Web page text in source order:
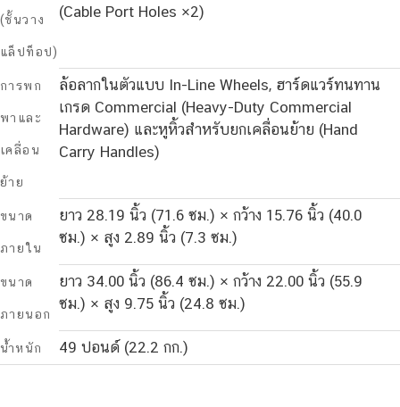
(ชั้นวาง
แล็ปท็อป)
(Cable Port Holes ×2)
การพก
พาและ
เคลื่อน
ย้าย
ล้อลากในตัวแบบ In-Line Wheels, ฮาร์ดแวร์ทนทาน
เกรด Commercial (Heavy-Duty Commercial
Hardware) และหูหิ้วสำหรับยกเคลื่อนย้าย (Hand
Carry Handles)
ขนาด
ภายใน
ยาว 28.19 นิ้ว (71.6 ซม.) × กว้าง 15.76 นิ้ว (40.0
ซม.) × สูง 2.89 นิ้ว (7.3 ซม.)
ขนาด
ภายนอก
ยาว 34.00 นิ้ว (86.4 ซม.) × กว้าง 22.00 นิ้ว (55.9
ซม.) × สูง 9.75 นิ้ว (24.8 ซม.)
น้ำหนัก 49 ปอนด์ (22.2 กก.)